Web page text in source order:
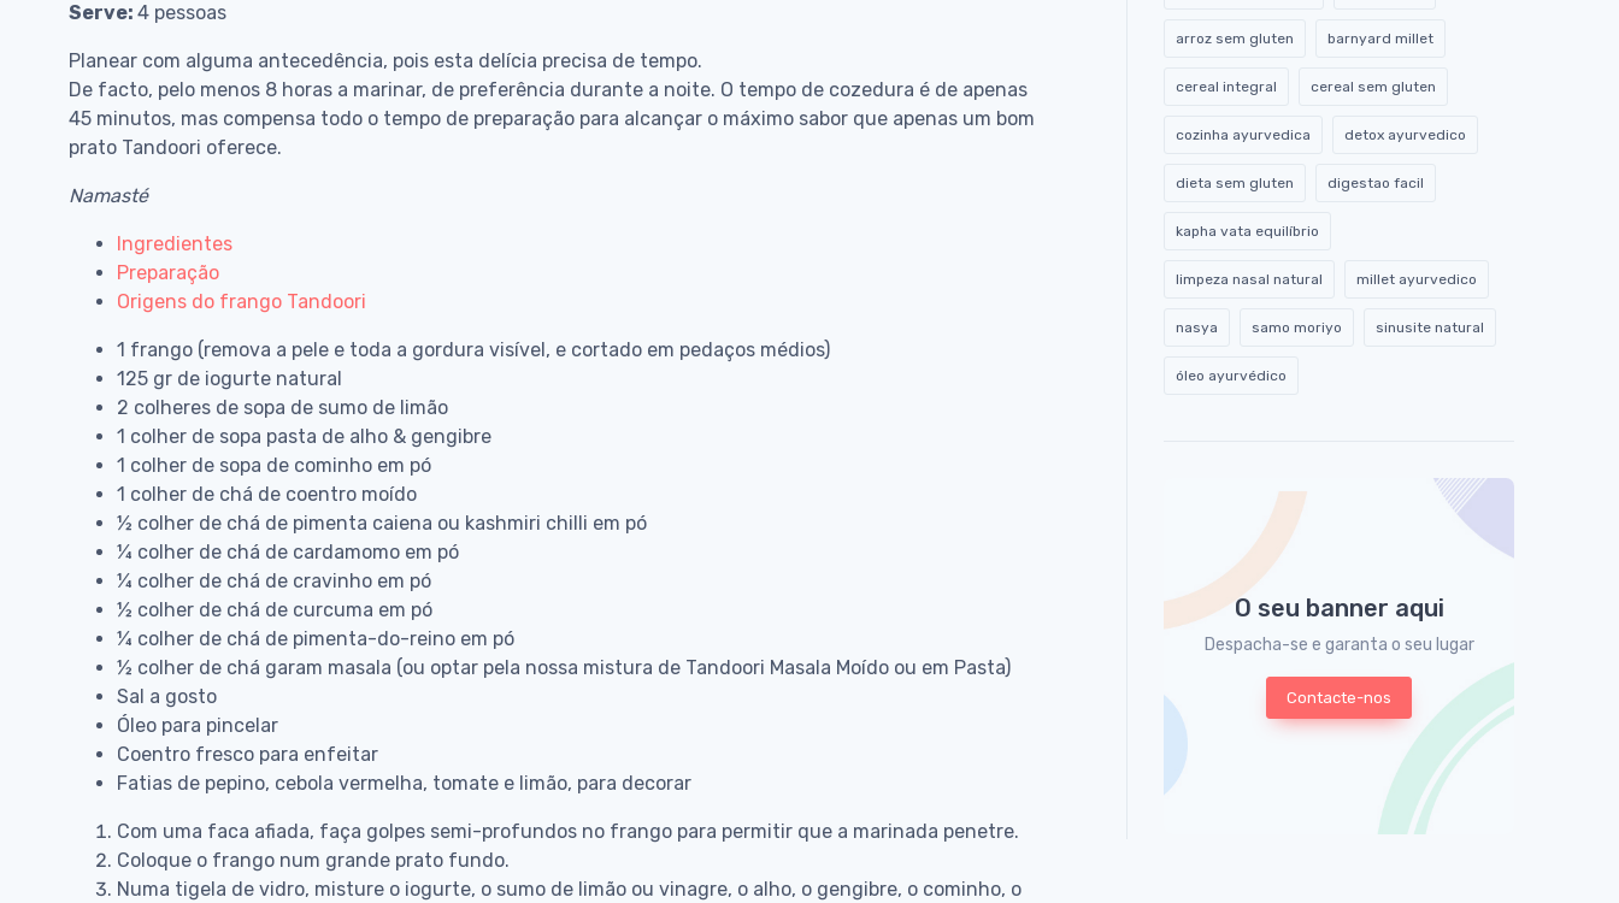
Serve: 4 pessoas
Planear com alguma antecedência, pois esta delícia precisa de tempo.
De facto, pelo menos 8 horas a marinar, de preferência durante a noite. O tempo de cozedura é de apenas
45 minutos, mas compensa todo o tempo de preparação para alcançar o máximo sabor que apenas um bom
prato Tandoori oferece.
Namasté
Ingredientes
Preparação
Origens do frango Tandoori
1 frango (remova a pele e toda a gordura visível, e cortado em pedaços médios)
125 gr de iogurte natural
2 colheres de sopa de sumo de limão
1 colher de sopa pasta de alho & gengibre
1 colher de sopa de cominho em pó
1 colher de chá de coentro moído
½ colher de chá de pimenta caiena ou kashmiri chilli em pó
¼ colher de chá de cardamomo em pó
¼ colher de chá de cravinho em pó
½ colher de chá de curcuma em pó
¼ colher de chá de pimenta-do-reino em pó
½ colher de chá garam masala (ou optar pela nossa mistura de Tandoori Masala Moído ou em Pasta)
Sal a gosto
Óleo para pincelar
Coentro fresco para enfeitar
Fatias de pepino, cebola vermelha, tomate e limão, para decorar
Com uma faca afiada, faça golpes semi-profundos no frango para permitir que a marinada penetre.
Coloque o frango num grande prato fundo.
Numa tigela de vidro, misture o iogurte, o sumo de limão ou vinagre, o alho, o gengibre, o cominho, o
arroz sem gluten barnyard millet
cereal integral cereal sem gluten
cozinha ayurvedica detox ayurvedico
dieta sem gluten digestao facil
kapha vata equilíbrio
limpeza nasal natural millet ayurvedico
nasya samo moriyo sinusite natural
óleo ayurvédico
O seu banner aqui
Despacha-se e garanta o seu lugar
Contacte-nos